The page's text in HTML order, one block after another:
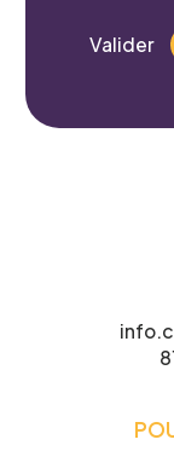
Valider